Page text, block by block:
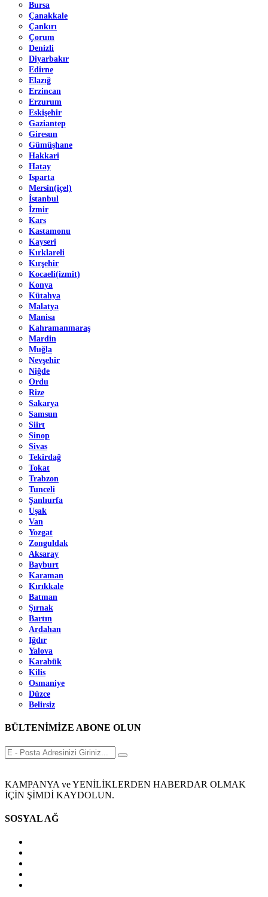
Bursa
Çanakkale
Çankırı
Çorum
Denizli
Diyarbakır
Edirne
Elazığ
Erzincan
Erzurum
Eskişehir
Gaziantep
Giresun
Gümüşhane
Hakkari
Hatay
Isparta
Mersin(içel)
İstanbul
İzmir
Kars
Kastamonu
Kayseri
Kırklareli
Kırşehir
Kocaeli(izmit)
Konya
Kütahya
Malatya
Manisa
Kahramanmaraş
Mardin
Muğla
Nevşehir
Niğde
Ordu
Rize
Sakarya
Samsun
Siirt
Sinop
Sivas
Tekirdağ
Tokat
Trabzon
Tunceli
Şanlıurfa
Uşak
Van
Yozgat
Zonguldak
Aksaray
Bayburt
Karaman
Kırıkkale
Batman
Şırnak
Bartın
Ardahan
Iğdır
Yalova
Karabük
Kilis
Osmaniye
Düzce
Belirsiz
BÜLTENİMİZE ABONE OLUN
KAMPANYA ve YENİLİKLERDEN HABERDAR OLMAK
İÇİN ŞİMDİ KAYDOLUN.
SOSYAL AĞ